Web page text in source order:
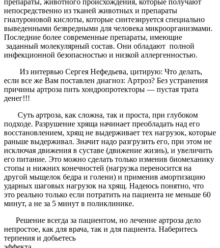
непосредственно из тканей животных и препараты
гиалуроновой кислоты, которые синтезируется специально
выведенными безвредными для человека микроорганизмами.
Последние более современные препараты, имеющие
заданный молекулярный состав. Они обладают полной
инфекционной безопасностью и низкой аллергенностью.
Из интервью Сергея Нефедьева, цитирую: Что делать,
если все же Вам поставлен диагноз: Артроз? Без устранения
причины артроза пить хондропротекторы — пустая трата
денег!!!
Суть артроза, как сложна, так и проста, при глубоком
подходе. Разрушение хряща начинает преобладать над его
восстановлением, хрящ не выдерживает тех нагрузок, которые
раньше выдерживал. Значит надо разгрузить его, при этом не
исключая движения в суставе (движение жизнь), и увеличить
его питание. Это можно сделать только изменив биомеханику
стопы и нижних конечностей (нагрузка переносится на
другой мыщелок бедра и голени) и применив амортизацию
ударных шаговых нагрузок на хрящ. Надеюсь понятно, что
это реально только если потратить на пациента не меньше 60
минут, а не за 5 минут в поликлинике.
Решение всегда за пациентом, но лечение артроза дело
непростое, как для врача, так и для пациента. Наберитесь
терпения и добьетесь